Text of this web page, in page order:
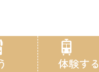
体験する